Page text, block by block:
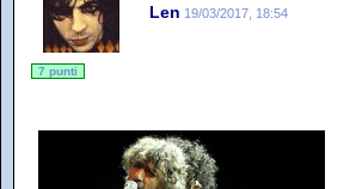
Len 19/03/2017, 18:54
7 punti